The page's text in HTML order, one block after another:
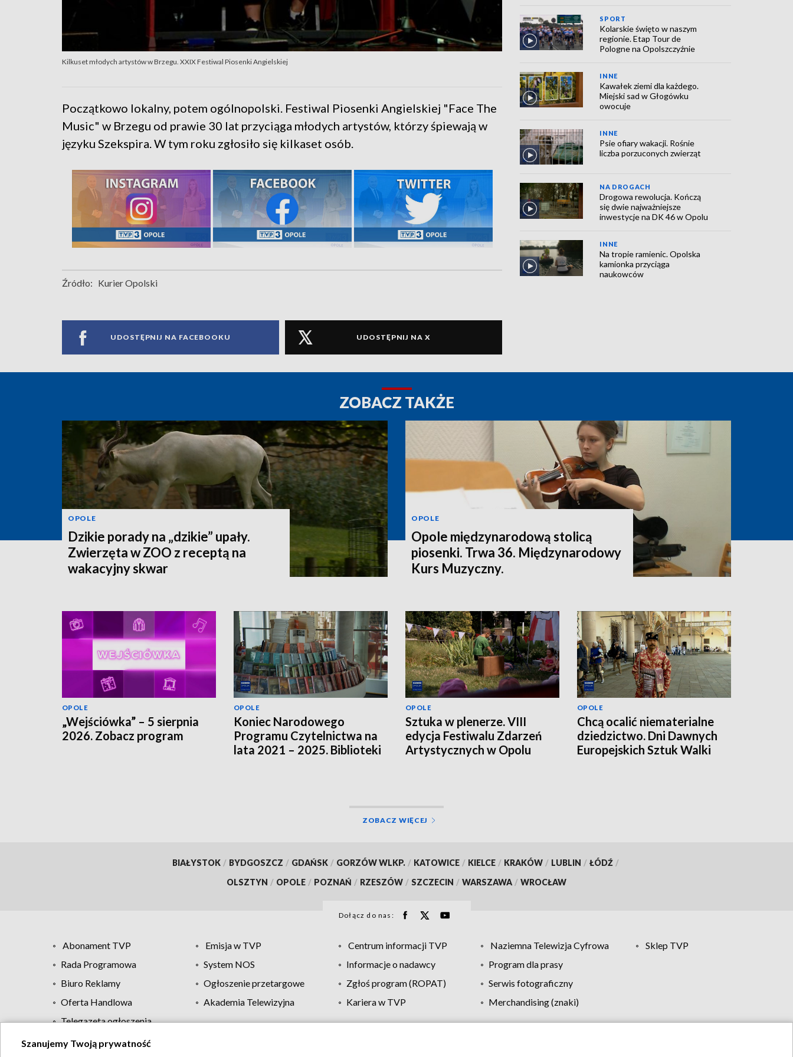
Kilkuset młodych artystów w Brzegu. XXIX Festiwal Piosenki Angielskiej
Początkowo lokalny, potem ogólnopolski. Festiwal Piosenki Angielskiej "Face The
Music" w Brzegu od prawie 30 lat przyciąga młodych artystów, którzy śpiewają w
języku Szekspira. W tym roku zgłosiło się kilkaset osób.
Źródło: Kurier Opolski
UDOSTĘPNIJ NA FACEBOOKU UDOSTĘPNIJ NA X
SPORT
Kolarskie święto w naszym
regionie. Etap Tour de
Pologne na Opolszczyźnie
INNE
Kawałek ziemi dla każdego.
Miejski sad w Głogówku
owocuje
INNE
Psie ofiary wakacji. Rośnie
liczba porzuconych zwierząt
NA DROGACH
Drogowa rewolucja. Kończą
się dwie najważniejsze
inwestycje na DK 46 w Opolu
INNE
Na tropie ramienic. Opolska
kamionka przyciąga
naukowców
ZOBACZ TAKŻE
OPOLE
Dzikie porady na „dzikie” upały.
Zwierzęta w ZOO z receptą na
wakacyjny skwar
OPOLE
Opole międzynarodową stolicą
piosenki. Trwa 36. Międzynarodowy
Kurs Muzyczny.
OPOLE
„Wejściówka” – 5 sierpnia
2026. Zobacz program
OPOLE
Koniec Narodowego
Programu Czytelnictwa na
lata 2021 – 2025. Biblioteki
OPOLE
Sztuka w plenerze. VIII
edycja Festiwalu Zdarzeń
Artystycznych w Opolu
OPOLE
Chcą ocalić niematerialne
dziedzictwo. Dni Dawnych
Europejskich Sztuk Walki
ZOBACZ WIĘCEJ
BIAŁYSTOK / BYDGOSZCZ / GDAŃSK / GORZÓW WLKP. / KATOWICE / KIELCE / KRAKÓW / LUBLIN / ŁÓDŹ /
OLSZTYN / OPOLE / POZNAŃ / RZESZÓW / SZCZECIN / WARSZAWA / WROCŁAW
Dołącz do nas:
Abonament TVP Emisja w TVP Centrum informacji TVP Naziemna Telewizja Cyfrowa
Sklep TVP
Rada Programowa
System NOS Informacje o nadawcy
Program dla prasy
Biuro Reklamy
Ogłoszenie przetargowe Zgłoś program (ROPAT)
Serwis fotograficzny
Oferta Handlowa
Akademia Telewizyjna Kariera w TVP
Merchandising (znaki)
Telegazeta ogłoszenia
Szanujemy Twoją prywatność